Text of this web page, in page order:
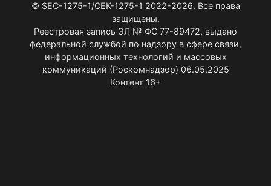
© SEC-1275-1/СЕК-1275-1 2022-2026. Все права
защищены.
Реестровая запись ЭЛ № ФС 77-89472, выдано
федеральной службой по надзору в сфере связи,
информационных технологий и массовых
коммуникаций (Роскомнадзор) 06.05.2025
Контент 16+